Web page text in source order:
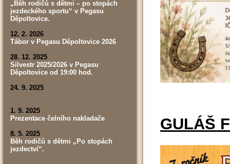
„Běh rodičů s dětmi – po stopách
jezdeckého sportu“ v Pegasu
Děpoltovice.
12. 2. 2026
Tábor v Pegasu Děpoltovice 2026
28. 12. 2025
Silvestr 2025/2026 v Pegasu
Děpoltovice od 19:00 hod.
24. 9. 2025
1. 9. 2025
Prezentace čelního nakladače
8. 5. 2025
Běh rodičů s dětmi „Po stopách
jezdectví“.
GULÁŠ